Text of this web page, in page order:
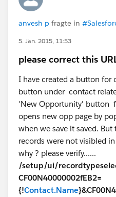
anvesh p fragte in
5. Jan. 2015, 11:53
please correct this
I have created a button for
button under contact
'New Opportunity' button
opens new opp page by
when we save it saved.
records were not visibled
why ? please verify......
/setup/ui/
CF00N40000002fEB2=
{!Contact.Name